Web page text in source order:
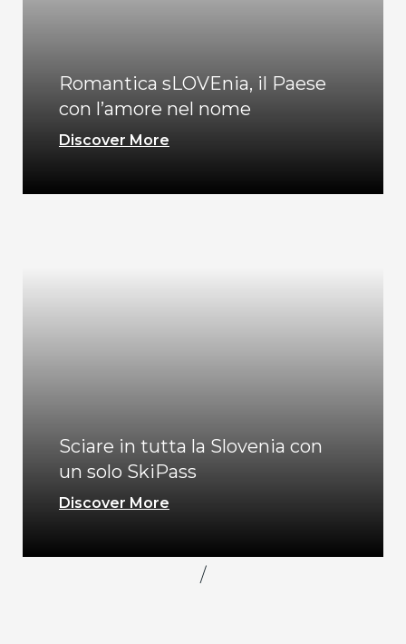
Romantica sLOVEnia, il Paese
con l’amore nel nome
Discover More
Sciare in tutta la Slovenia con
un solo SkiPass
Discover More
/